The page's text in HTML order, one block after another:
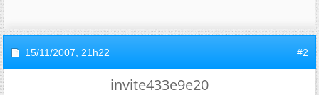
15/11/2007, 21h22 #2
invite433e9e20